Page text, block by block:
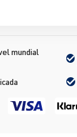
mundial